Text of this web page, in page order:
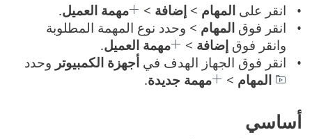
انقر علىالمهام >إضافة > مهمة العميل.
انقر فوقالمهام > وحدد نوع المهمة المطلوبة
وانقر فوقإضافة > مهمة العميل.
انقر فوق الجهاز الهدف فيأجهزة الكمبيوتر وحدد
المهام > مهمة جديدة.
أساسي